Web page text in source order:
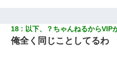
18 以下、？ちゃんねるからVIP
俺全く同じことしてるわ